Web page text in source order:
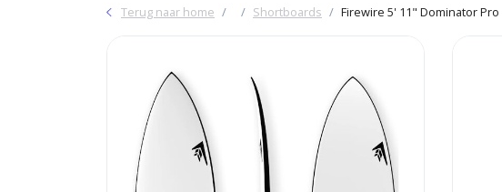
Terug naar home Shortboards Firewire 5' 11" Dominator